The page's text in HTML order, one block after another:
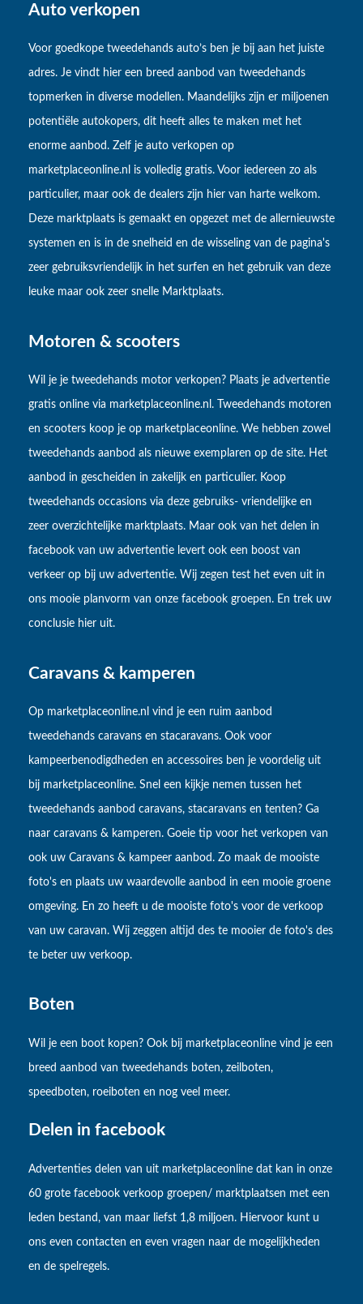
Auto verkopen
Voor goedkope tweedehands auto’s ben je bij aan het juiste
adres. Je vindt hier een breed aanbod van tweedehands
topmerken in diverse modellen. Maandelijks zijn er miljoenen
potentiële autokopers, dit heeft alles te maken met het
enorme aanbod. Zelf je auto verkopen op
marketplaceonline.nl is volledig gratis. Voor iedereen zo als
particulier, maar ook de dealers zijn hier van harte welkom.
Deze marktplaats is gemaakt en opgezet met de allernieuwste
systemen en is in de snelheid en de wisseling van de pagina's
zeer gebruiksvriendelijk in het surfen en het gebruik van deze
leuke maar ook zeer snelle Marktplaats.
Motoren & scooters
Wil je je tweedehands motor verkopen? Plaats je advertentie
gratis online via marketplaceonline.nl. Tweedehands motoren
en scooters koop je op marketplaceonline. We hebben zowel
tweedehands aanbod als nieuwe exemplaren op de site. Het
aanbod in gescheiden in zakelijk en particulier. Koop
tweedehands occasions via deze gebruiks- vriendelijke en
zeer overzichtelijke marktplaats. Maar ook van het delen in
facebook van uw advertentie levert ook een boost van
verkeer op bij uw advertentie. Wij zegen test het even uit in
ons mooie planvorm van onze facebook groepen. En trek uw
conclusie hier uit.
Caravans & kamperen
Op marketplaceonline.nl vind je een ruim aanbod
tweedehands caravans en stacaravans. Ook voor
kampeerbenodigdheden en accessoires ben je voordelig uit
bij marketplaceonline. Snel een kijkje nemen tussen het
tweedehands aanbod caravans, stacaravans en tenten? Ga
naar caravans & kamperen. Goeie tip voor het verkopen van
ook uw Caravans & kampeer aanbod. Zo maak de mooiste
foto's en plaats uw waardevolle aanbod in een mooie groene
omgeving. En zo heeft u de mooiste foto's voor de verkoop
van uw caravan. Wij zeggen altijd des te mooier de foto's des
te beter uw verkoop.
Boten
Wil je een boot kopen? Ook bij marketplaceonline vind je een
breed aanbod van tweedehands boten, zeilboten,
speedboten, roeiboten en nog veel meer.
Delen in facebook
Advertenties delen van uit marketplaceonline dat kan in onze
60 grote facebook verkoop groepen/ marktplaatsen met een
leden bestand, van maar liefst 1,8 miljoen. Hiervoor kunt u
ons even contacten en even vragen naar de mogelijkheden
en de spelregels.